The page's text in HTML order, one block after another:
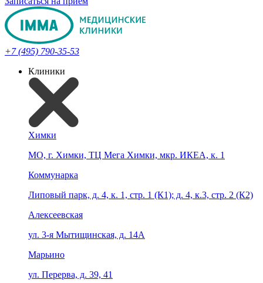
+7 (495) 790-35-53
Клиники
Химки
МО, г. Химки, ТЦ Мега Химки, мкр. ИКЕА, к. 1
Коммунарка
Липовый парк, д. 4, к. 1, стр. 1 (К1); д. 4, к.3, стр. 2 (К2)
Алексеевская
ул. 3-я Мытищинская, д. 14А
Марьино
ул. Перерва, д. 39, 41